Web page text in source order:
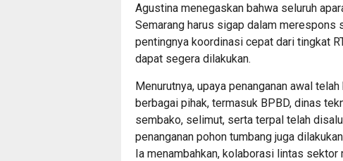
Agustina menegaskan bahwa seluruh
Semarang harus sigap dalam merespons
pentingnya koordinasi cepat dari tingkat
dapat segera dilakukan.
Menurutnya, upaya penanganan awal
berbagai pihak, termasuk BPBD, dinas
sembako, selimut, serta terpal telah
penanganan pohon tumbang juga
Ia menambahkan, kolaborasi lintas